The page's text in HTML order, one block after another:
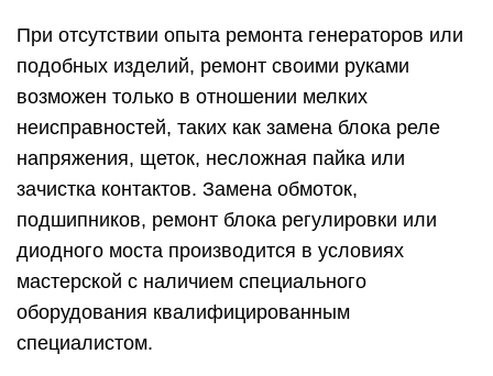
При отсутствии опыта ремонта генераторов или
подобных изделий, ремонт своими руками
возможен только в отношении мелких
неисправностей, таких как замена блока реле
напряжения, щеток, несложная пайка или
зачистка контактов. Замена обмоток,
подшипников, ремонт блока регулировки или
диодного моста производится в условиях
мастерской с наличием специального
оборудования квалифицированным
специалистом.